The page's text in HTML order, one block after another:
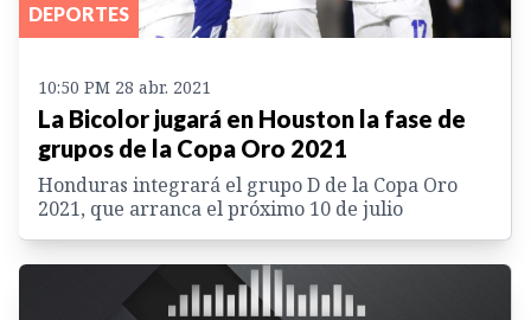
DEPORTES
10:50 PM 28 abr. 2021
La Bicolor jugará en Houston la fase de
grupos de la Copa Oro 2021
Honduras integrará el grupo D de la Copa Oro
2021, que arranca el próximo 10 de julio